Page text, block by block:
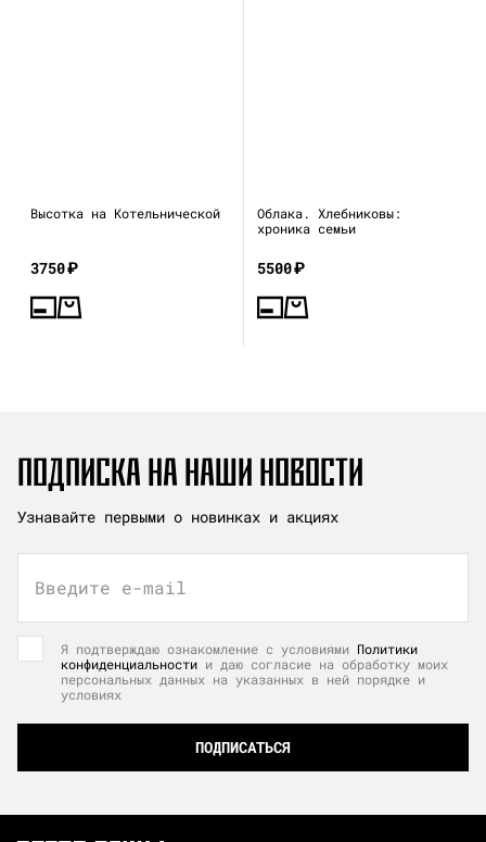
Высотка на Котельнической
3750₽
Облака. Хлебниковы:
хроника семьи
5500₽
ПОДПИСКА НА НАШИ НОВОСТИ
Узнавайте первыми о новинках и акциях
Введите e-mail
Я подтверждаю ознакомление с условиями Политики
конфиденциальности и даю согласие на обработку моих
персональных данных на указанных в ней порядке и
условиях
ПОДПИСАТЬСЯ